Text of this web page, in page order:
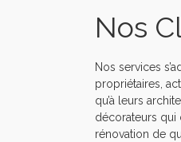
Nos
Nos services
propriétaires,
qu’à leurs
décorateurs qui
rénovation de